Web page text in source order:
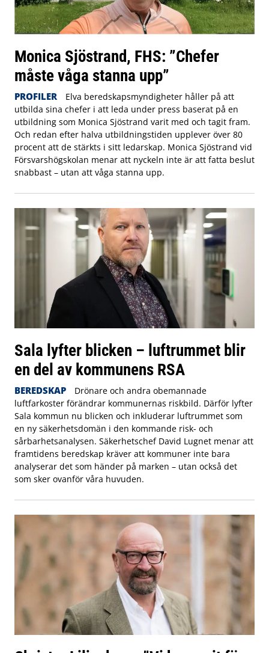
Monica Sjöstrand, FHS: ”Chefer
måste våga stanna upp”
PROFILER
Elva beredskapsmyndigheter håller på att
utbilda sina chefer i att leda under press baserat på en
utbildning som Monica Sjöstrand varit med och tagit fram.
Och redan efter halva utbildningstiden upplever över 80
procent att de stärkts i sitt ledarskap. Monica Sjöstrand vid
Försvarshögskolan menar att nyckeln inte är att fatta beslut
snabbast – utan att våga stanna upp.
Sala lyfter blicken – luftrummet blir
en del av kommunens RSA
BEREDSKAP
Drönare och andra obemannade
luftfarkoster förändrar kommunernas riskbild. Därför lyfter
Sala kommun nu blicken och inkluderar luftrummet som
en ny säkerhetsdomän i den kommande risk- och
sårbarhetsanalysen. Säkerhetschef David Lugnet menar att
framtidens beredskap kräver att kommuner inte bara
analyserar det som händer på marken – utan också det
som sker ovanför våra huvuden.